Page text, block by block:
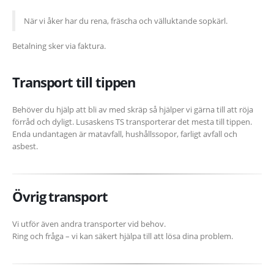
När vi åker har du rena, fräscha och välluktande sopkärl.
Betalning sker via faktura.
Transport till tippen
Behöver du hjälp att bli av med skräp så hjälper vi gärna till att röja
förråd och dyligt. Lusaskens TS transporterar det mesta till tippen.
Enda undantagen är matavfall, hushållssopor, farligt avfall och
asbest.
Övrig transport
Vi utför även andra transporter vid behov.
Ring och fråga – vi kan säkert hjälpa till att lösa dina problem.